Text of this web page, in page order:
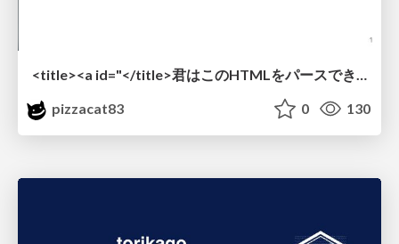
<title><a id="</title>君はこのHTMLをパースできるか"></a></title> #雑LT_study
pizzacat83
0 130